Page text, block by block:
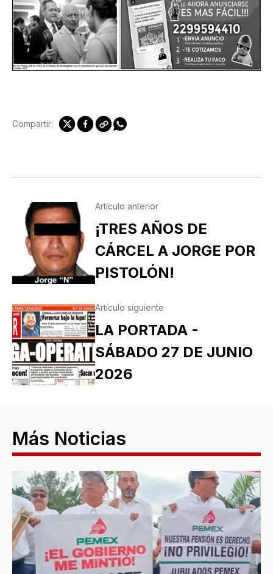
Compartir:
Artículo anterior
¡TRES AÑOS DE
CÁRCEL A JORGE POR
PISTOLÓN!
Artículo siguiente
LA PORTADA -
SÁBADO 27 DE JUNIO
2026
Más Noticias